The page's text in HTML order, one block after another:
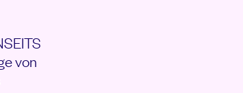
von